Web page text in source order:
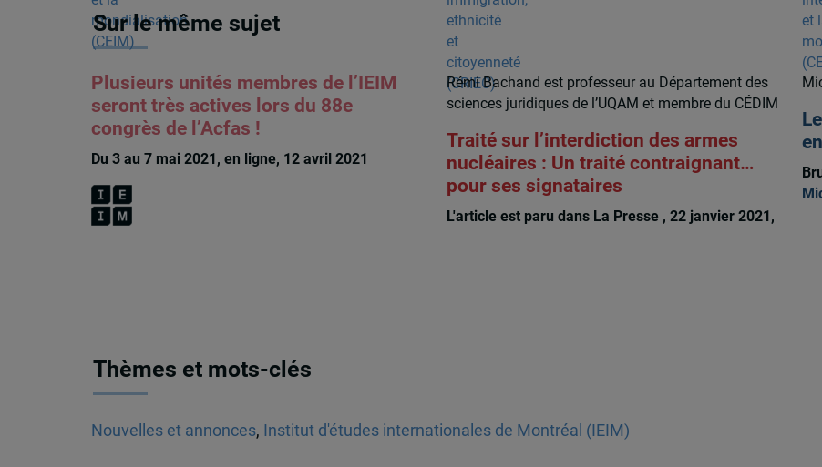
Sur le même sujet
Plusieurs unités membres de l’IEIM
seront très actives lors du 88e
congrès de l’Acfas !
Du 3 au 7 mai 2021, en ligne, 12 avril 2021
Rémi Bachand est professeur au Département des
sciences juridiques de l’UQAM et membre du CÉDIM
Traité sur l’interdiction des armes
nucléaires : Un traité contraignant…
pour ses signataires
L'article est paru dans La Presse , 22 janvier 2021,
Thèmes et mots-clés
Nouvelles et annonces, Institut d'études internationales de Montréal (IEIM)